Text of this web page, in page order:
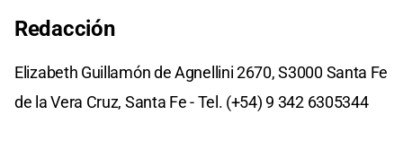
Redacción
Elizabeth Guillamón de Agnellini 2670, S3000 Santa Fe
de la Vera Cruz, Santa Fe - Tel. (+54) 9 342 6305344